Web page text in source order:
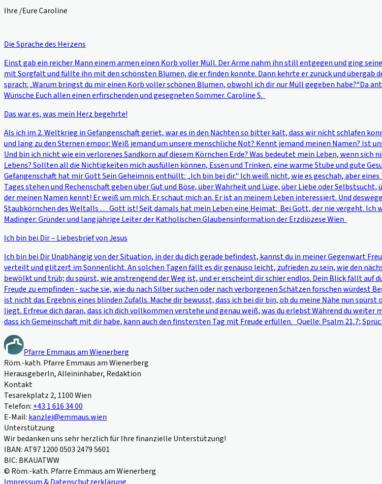
Ihre /Eure Caroline
Die Sprache des Herzens
Einst gab ein reicher Mann einem armen einen Korb voller Müll. Der Arme nahm ihn still entgegen und ging
mit Sorgfalt und füllte ihn mit den schönsten Blumen, die er finden konnte. Dann kehrte er zurück und übergab
sprach: „Warum bringst du mir einen Korb voller schönen Blumen, obwohl ich dir nur Müll gegeben habe?“Da
Wünsche Euch allen einen erfirschenden und gesegneten Sommer. Caroline S.
Das war es, was mein Herz begehrte!
Als ich im 2. Weltkrieg in Gefangenschaft geriet, war es in den Nächten so bitter kalt, dass wir nicht schlafen
und lang zu den Sternen empor: Weiß jemand um unsere menschliche Not? Kennt jemand meinen Namen? Ist
Und bin ich nicht wie ein verlorenes Sandkorn auf diesem Körnchen Erde? Was bedeutet mein Leben, wenn
Lebens? Sollten all die Nichtigkeiten mich ausfüllen können, Essen und Trinken, eine warme Stube und gute
Gefangenschaft hat mir Gott Sein Geheimnis enthüllt: „Ich bin bei dir." Ich weiß nicht, wie es geschah, aber
Tages stehen und Rechenschaft geben über Gut und Böse, über Wahrheit und Lüge, über Liebe oder
der meinen Namen kennt! Er weiß um mich. Er schaut mich an. Er ist an meinem Leben interessiert. Und
Staubkörnchen des Weltalls … Gott ist! Seit damals hat mein Leben eine Heimat: Bei Gott, der nie vergeht. Ich
Madinger: Gründer und langjährige Leiter der Katholischen Glaubensinformation der Erzdiözese Wien
Ich bin bei Dir – Liebesbrief von Jesus
Ich bin bei Dir Unabhängig von der Situation, in der du dich gerade befindest, kannst du in meiner Gegenwart
verteilt und glitzert im Sonnenlicht. An solchen Tagen fällt es dir genauso leicht, zufrieden zu sein, wie den
bewölkt und trüb; du spürst, wie anstrengend der Weg ist, und er erscheint dir schier endlos. Dein Blick fällt auf
Freude zu empfinden - suche sie, wie du nach Silber suchen oder nach verborgenen Schätzen forschen würdest
ist nicht das Ergebnis eines blinden Zufalls. Mache dir bewusst, dass ich bei dir bin, ob du meine Nähe nun
liegt. Erfreue dich daran, dass ich dich vollkommen verstehe und genau weiß, was du erlebst Während du
dass ich Gemeinschaft mit dir habe, kann auch den finstersten Tag mit Freude erfüllen. Quelle: Psalm 21,7;
Pfarre Emmaus am Wienerberg
Röm.-kath. Pfarre Emmaus am Wienerberg
HerausgeberIn, Alleininhaber, Redaktion
Kontakt
Tesarekplatz 2, 1100 Wien
Telefon: +43 1 616 34 00
E-Mail: kanzlei@emmaus.wien
Unterstützung
Wir bedanken uns sehr herzlich für Ihre finanzielle Unterstützung!
IBAN: AT97 1200 0503 2479 5601
BIC: BKAUATWW
© Röm.-kath. Pfarre Emmaus am Wienerberg